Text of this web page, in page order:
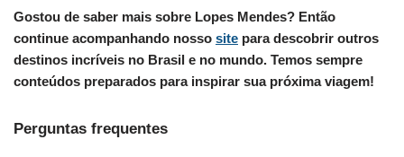
Gostou de saber mais sobre Lopes Mendes? Então
continue acompanhando nosso site para descobrir outros
destinos incríveis no Brasil e no mundo. Temos sempre
conteúdos preparados para inspirar sua próxima viagem!
Perguntas frequentes